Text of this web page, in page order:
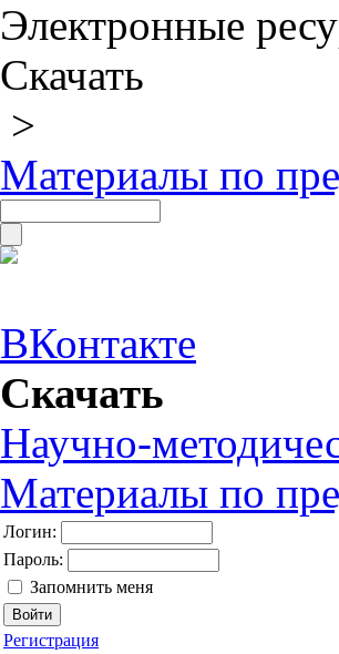
Электронные
Скачать
>
Материалы по
ВКонтакте
Скачать
Научно-
Материалы по
Логин:
Пароль:
Запомнить меня
Регистрация